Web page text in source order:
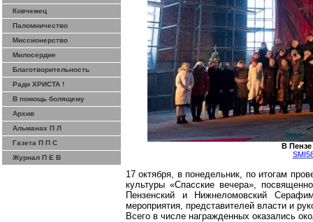
Ковчежец
Паломничество
Миссионерство
Милосердие
Благотворительность
Ради ХРИСТА !
В помощь болящему
Архив
Альманах П Л
Газета П П С
Журнал П Е В
В
17 октября, в понедельник, по итогам
культуры «Спасские вечера»,
Пензенский и
Нижнеломовский
мероприятия, представителей власти и
Всего в числе награжденных оказались